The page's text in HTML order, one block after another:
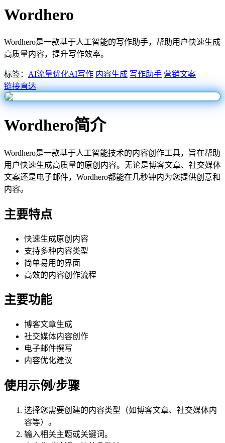
Wordhero
Wordhero是一款基于人工智能的写作助手，帮助用户快速生成
高质量内容，提升写作效率。
标签： AI流量优化AI写作 内容生成 写作助手 营销文案
链接直达
Wordhero简介
Wordhero是一款基于人工智能技术的内容创作工具，旨在帮助
用户快速生成高质量的原创内容。无论是博客文章、社交媒体
文案还是电子邮件，Wordhero都能在几秒钟内为您提供创意和
内容。
主要特点
快速生成原创内容
支持多种内容类型
简单易用的界面
高效的内容创作流程
主要功能
博客文章生成
社交媒体内容创作
电子邮件撰写
内容优化建议
使用示例/步骤
选择您需要创建的内容类型（如博客文章、社交媒体内
容等）。
输入相关主题或关键词。